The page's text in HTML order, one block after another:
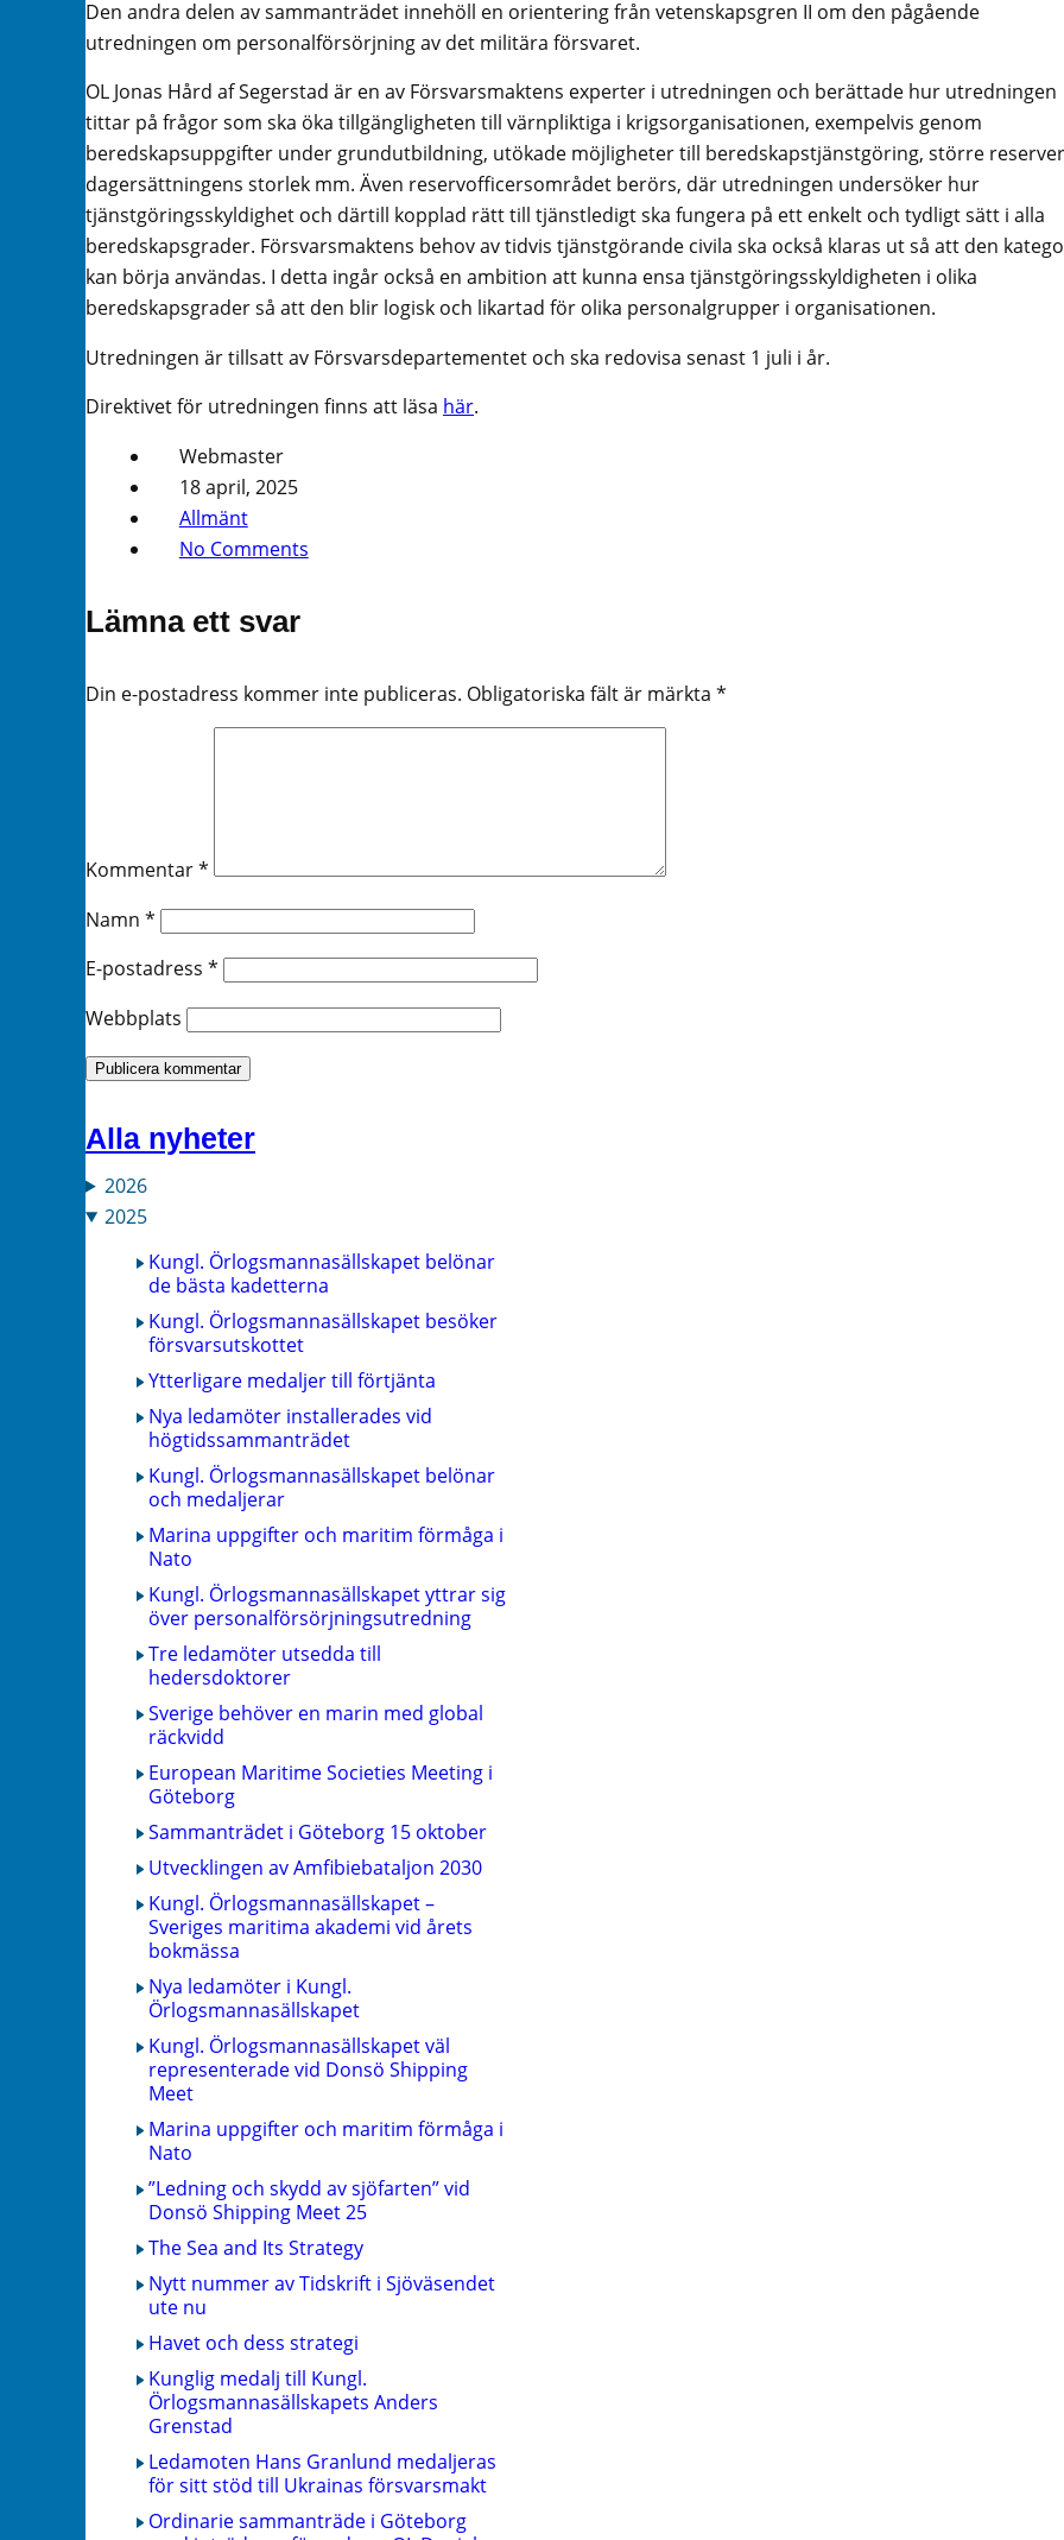
Den andra delen av sammanträdet innehöll en orientering från vetenskapsgren II om den pågående
utredningen om personalförsörjning av det militära försvaret.
OL Jonas Hård af Segerstad är en av Försvarsmaktens experter i utredningen och berättade hur utredningen
tittar på frågor som ska öka tillgängligheten till värnpliktiga i krigsorganisationen, exempelvis genom
beredskapsuppgifter under grundutbildning, utökade möjligheter till beredskapstjänstgöring, större
dagersättningens storlek mm. Även reservofficersområdet berörs, där utredningen undersöker hur
tjänstgöringsskyldighet och därtill kopplad rätt till tjänstledigt ska fungera på ett enkelt och tydligt sätt i alla
beredskapsgrader. Försvarsmaktens behov av tidvis tjänstgörande civila ska också klaras ut så att den
kan börja användas. I detta ingår också en ambition att kunna ensa tjänstgöringsskyldigheten i olika
beredskapsgrader så att den blir logisk och likartad för olika personalgrupper i organisationen.
Utredningen är tillsatt av Försvarsdepartementet och ska redovisa senast 1 juli i år.
Direktivet för utredningen finns att läsa här.
Webmaster
18 april, 2025
Allmänt
No Comments
Lämna ett svar
Din e-postadress kommer inte publiceras. Obligatoriska fält är märkta *
Kommentar*
Namn *
E-postadress *
Webbplats
Alla nyheter
2026
2025
Kungl. Örlogsmannasällskapet belönar
de bästa kadetterna
Kungl. Örlogsmannasällskapet besöker
försvarsutskottet
Ytterligare medaljer till förtjänta
Nya ledamöter installerades vid
högtidssammanträdet
Kungl. Örlogsmannasällskapet belönar
och medaljerar
Marina uppgifter och maritim förmåga i
Nato
Kungl. Örlogsmannasällskapet yttrar sig
över personalförsörjningsutredning
Tre ledamöter utsedda till
hedersdoktorer
Sverige behöver en marin med global
räckvidd
European Maritime Societies Meeting i
Göteborg
Sammanträdet i Göteborg 15 oktober
Utvecklingen av Amfibiebataljon 2030
Kungl. Örlogsmannasällskapet –
Sveriges maritima akademi vid årets
bokmässa
Nya ledamöter i Kungl.
Örlogsmannasällskapet
Kungl. Örlogsmannasällskapet väl
representerade vid Donsö Shipping
Meet
Marina uppgifter och maritim förmåga i
Nato
”Ledning och skydd av sjöfarten” vid
Donsö Shipping Meet 25
The Sea and Its Strategy
Nytt nummer av Tidskrift i Sjöväsendet
ute nu
Havet och dess strategi
Kunglig medalj till Kungl.
Örlogsmannasällskapets Anders
Grenstad
Ledamoten Hans Granlund medaljeras
för sitt stöd till Ukrainas försvarsmakt
Ordinarie sammanträde i Göteborg